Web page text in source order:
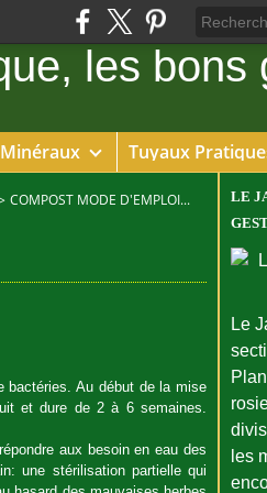
Minéraux Tuyaux
COMPOST MODE D'EMPLOI...
bactéries. Au début de la mise
et dure de 2 à 6 semaines.
aux besoin en eau des
une stérilisation partielle qui
LE
Le
les